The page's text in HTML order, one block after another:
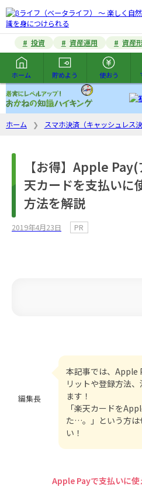
投資
資産運用 資産
ホーム 貯めよう 使おう
ホーム スマホ決済（キャッシュレス決
【お得】Apple
天カードを支払いに
方法を解説
2019年4月23日 PR
編集長
本記事では、Apple
リットや登録方法
ます！
「楽天カードを
た…。」という方は
い！
Apple Payで支払いに使